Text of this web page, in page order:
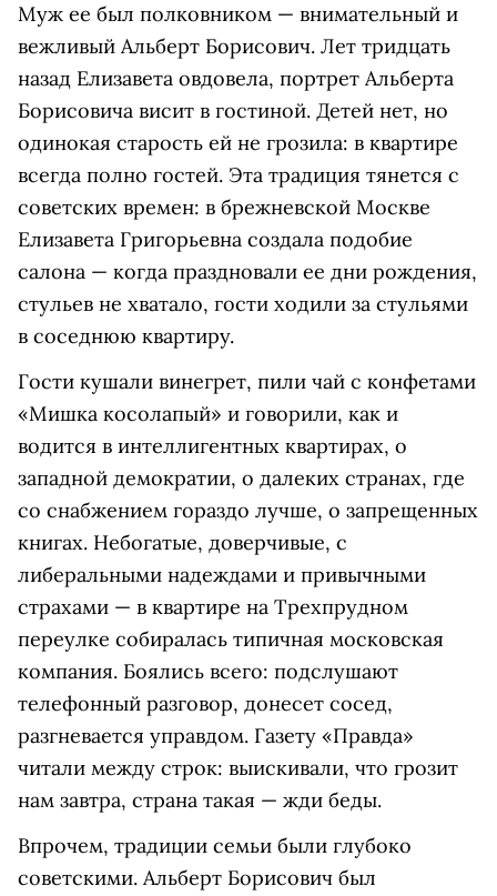
Муж ее был полковником — внимательный и
вежливый Альберт Борисович. Лет тридцать
назад Елизавета овдовела, портрет Альберта
Борисовича висит в гостиной. Детей нет, но
одинокая старость ей не грозила: в квартире
всегда полно гостей. Эта традиция тянется с
советских времен: в брежневской Москве
Елизавета Григорьевна создала подобие
салона — когда праздновали ее дни рождения,
стульев не хватало, гости ходили за стульями
в соседнюю квартиру.
Гости кушали винегрет, пили чай с конфетами
«Мишка косолапый» и говорили, как и
водится в интеллигентных квартирах, о
западной демократии, о далеких странах, где
со снабжением гораздо лучше, о запрещенных
книгах. Небогатые, доверчивые, с
либеральными надеждами и привычными
страхами — в квартире на Трехпрудном
переулке собиралась типичная московская
компания. Боялись всего: подслушают
телефонный разговор, донесет сосед,
разгневается управдом. Газету «Правда»
читали между строк: выискивали, что грозит
нам завтра, страна такая — жди беды.
Впрочем, традиции семьи были глубоко
советскими. Альберт Борисович был